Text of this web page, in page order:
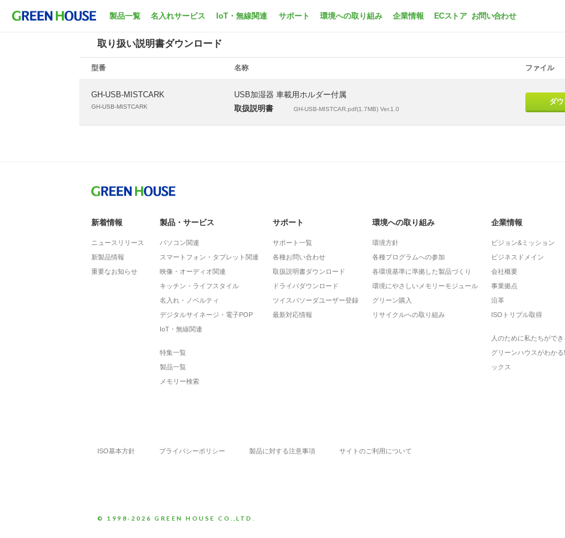
製品一覧 名入れサービス IoT・無線関連 サポート 環境への取り組み 企業情報 ECストア お問い合わせ
ホーム
取り扱い説明書ダウンロード
型番 名称 ファイル
GH-USB-MISTCARK
GH-USB-MISTCARK
USB加湿器 車載用ホルダー付属
取扱説明書
GH-USB-MISTCAR.pdf(1.7MB) Ver.1.0
ダ
新着情報
ニュースリリース
新製品情報
重要なお知らせ
製品・サービス
パソコン関連
スマートフォン・タブレット関連
映像・オーディオ関連
キッチン・ライフスタイル
名入れ・ノベルティ
デジタルサイネージ・電子POP
IoT・無線関連
特集一覧
製品一覧
メモリー検索
サポート
サポート一覧
各種お問い合わせ
取扱説明書ダウンロード
ドライバダウンロード
ツイスパソーダユーザー登録
最新対応情報
環境への取り組み
環境方針
各種プログラムへの参加
各環境基準に準拠した製品づくり
環境にやさしいメモリーモジュール
グリーン購入
リサイクルへの取り組み
企業情報
ビジョン&ミッション
ビジネスドメイン
会社概要
事業拠点
沿革
ISOトリプル取得
人のために私たちができ
グリーンハウスがわか
ックス
ISO基本方針 プライバシーポリシー 製品に対する注意事項 サイトのご利用について
© 1998-2026 GREEN HOUSE CO.,LTD.